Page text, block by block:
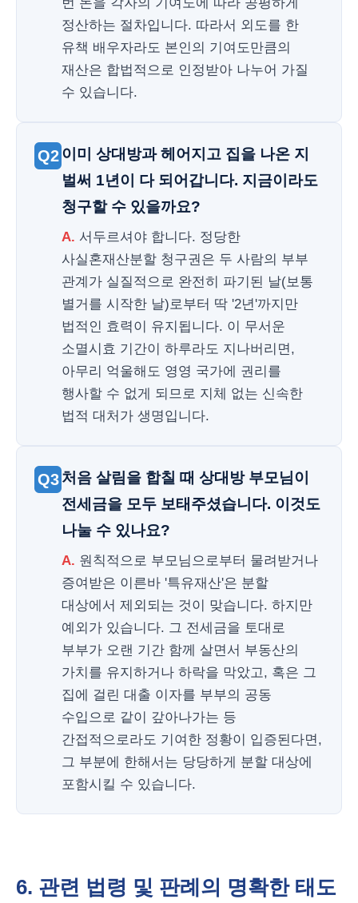
정산하는 절차입니다. 따라서 외도를 한
유책 배우자라도 본인의 기여도만큼의
재산은 합법적으로 인정받아 나누어 가질
수 있습니다.
Q2 이미 상대방과 헤어지고 집을 나온 지
벌써 1년이 다 되어갑니다. 지금이라도
청구할 수 있을까요?
A. 서두르셔야 합니다. 정당한
사실혼재산분할 청구권은 두 사람의 부부
관계가 실질적으로 완전히 파기된 날(보통
별거를 시작한 날)로부터 딱 '2년'까지만
법적인 효력이 유지됩니다. 이 무서운
소멸시효 기간이 하루라도 지나버리면,
아무리 억울해도 영영 국가에 권리를
행사할 수 없게 되므로 지체 없는 신속한
법적 대처가 생명입니다.
Q3 처음 살림을 합칠 때 상대방 부모님이
전세금을 모두 보태주셨습니다. 이것도
나눌 수 있나요?
A. 원칙적으로 부모님으로부터 물려받거나
증여받은 이른바 '특유재산'은 분할
대상에서 제외되는 것이 맞습니다. 하지만
예외가 있습니다. 그 전세금을 토대로
부부가 오랜 기간 함께 살면서 부동산의
가치를 유지하거나 하락을 막았고, 혹은 그
집에 걸린 대출 이자를 부부의 공동
수입으로 같이 갚아나가는 등
간접적으로라도 기여한 정황이 입증된다면,
그 부분에 한해서는 당당하게 분할 대상에
포함시킬 수 있습니다.
6. 관련 법령 및 판례의 명확한 태도